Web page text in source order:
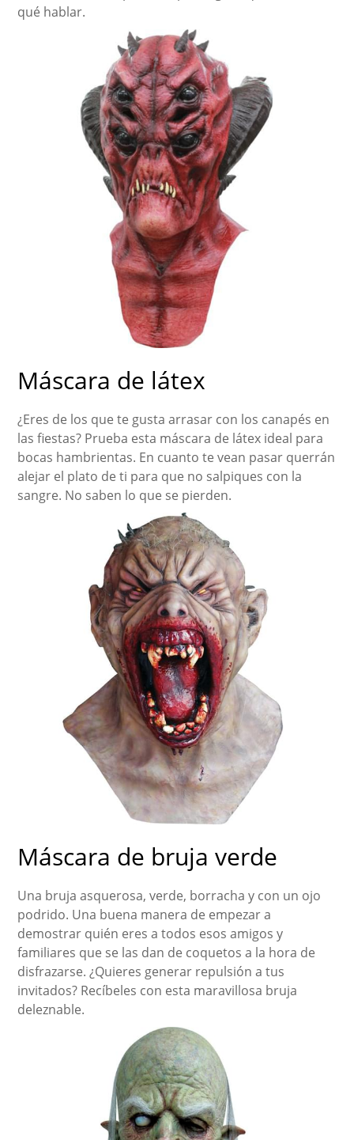
qué hablar.
Máscara de látex
¿Eres de los que te gusta arrasar con los canapés en
las fiestas? Prueba esta máscara de látex ideal para
bocas hambrientas. En cuanto te vean pasar querrán
alejar el plato de ti para que no salpiques con la
sangre. No saben lo que se pierden.
Máscara de bruja verde
Una bruja asquerosa, verde, borracha y con un ojo
podrido. Una buena manera de empezar a
demostrar quién eres a todos esos amigos y
familiares que se las dan de coquetos a la hora de
disfrazarse. ¿Quieres generar repulsión a tus
invitados? Recíbeles con esta maravillosa bruja
deleznable.